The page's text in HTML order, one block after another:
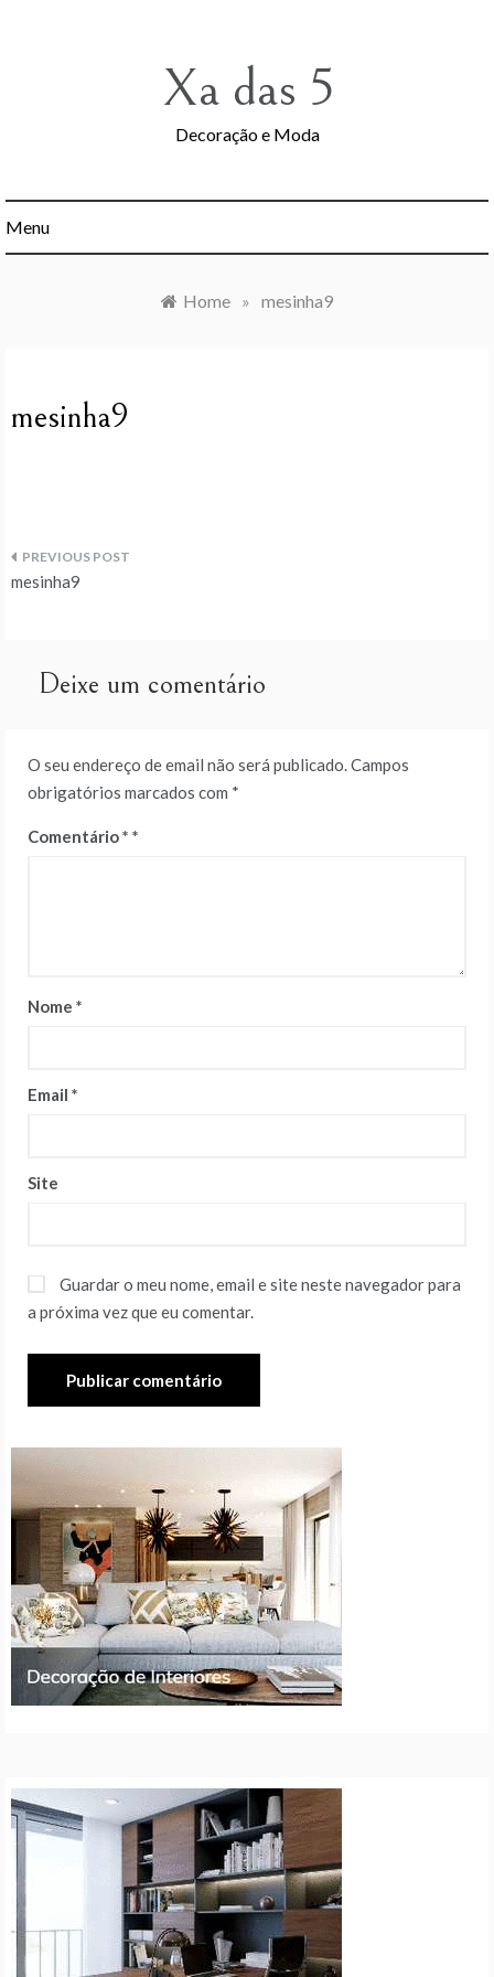
Xa das 5
Decoração e Moda
Menu
Home » mesinha9
mesinha9
Navegação
artigos
mesinha9
Deixe um comentário
O seu endereço de email não será publicado.Campos
obrigatórios marcados com *
Comentário*
Nome *
Email *
Site
Guardar o meu nome, email e site neste navegador para
a próxima vez que eu comentar.